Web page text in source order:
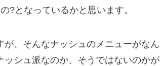
?となっているかと思います。
、そんなナッシュのメニューがなん
シュ派なのか、そうではないのかが